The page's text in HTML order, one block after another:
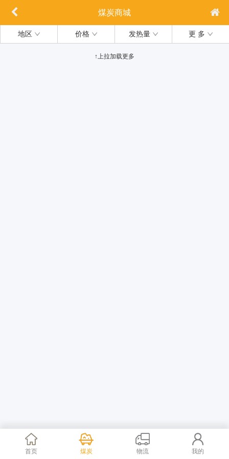
煤炭商城
地区 价格 发热量 更 多
↑上拉加载更多
首页 煤炭 物流 我的